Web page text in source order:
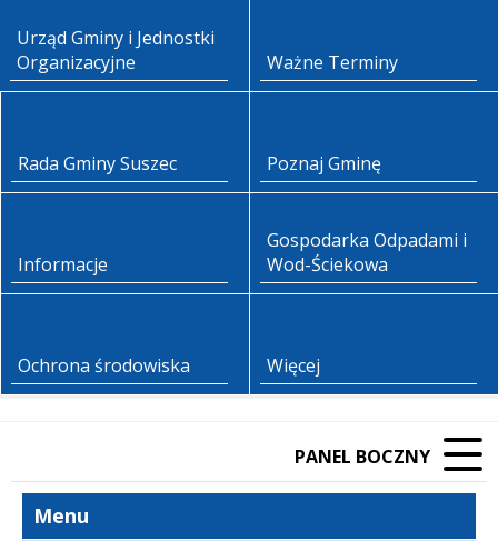
Urząd Gminy i Jednostki
Organizacyjne
Ważne Terminy
Rada Gminy Suszec Poznaj Gminę
Informacje
Gospodarka Odpadami i
Wod-Ściekowa
Ochrona środowiska Więcej
PANEL BOCZNY
Menu